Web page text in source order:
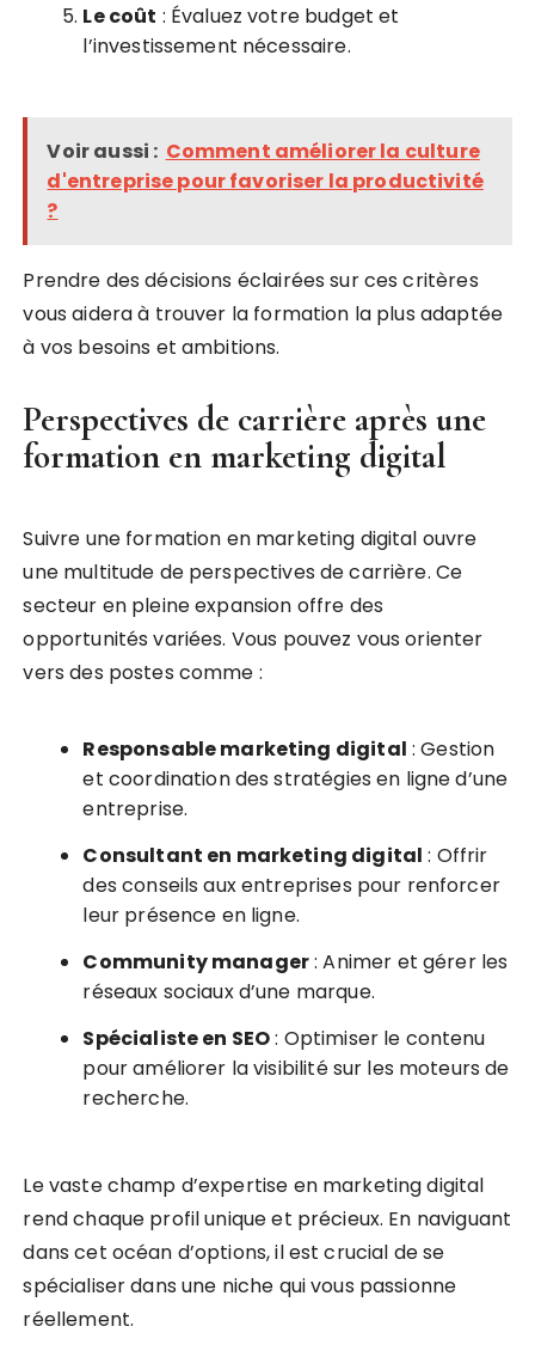
Le coût : Évaluez votre budget et
l’investissement nécessaire.
Voir aussi : Comment améliorer la culture
d'entreprise pour favoriser la productivité
?
Prendre des décisions éclairées sur ces critères
vous aidera à trouver la formation la plus adaptée
à vos besoins et ambitions.
Perspectives de carrière après une
formation en marketing digital
Suivre une formation en marketing digital ouvre
une multitude de perspectives de carrière. Ce
secteur en pleine expansion offre des
opportunités variées. Vous pouvez vous orienter
vers des postes comme :
Responsable marketing digital : Gestion
et coordination des stratégies en ligne d’une
entreprise.
Consultant en marketing digital : Offrir
des conseils aux entreprises pour renforcer
leur présence en ligne.
Community manager: Animer et gérer les
réseaux sociaux d’une marque.
Spécialiste en SEO: Optimiser le contenu
pour améliorer la visibilité sur les moteurs de
recherche.
Le vaste champ d’expertise en marketing digital
rend chaque profil unique et précieux. En naviguant
dans cet océan d’options, il est crucial de se
spécialiser dans une niche qui vous passionne
réellement.